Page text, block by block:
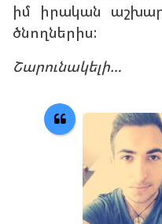
իմ իրական
ծնողներիս:
Շարունակելի…